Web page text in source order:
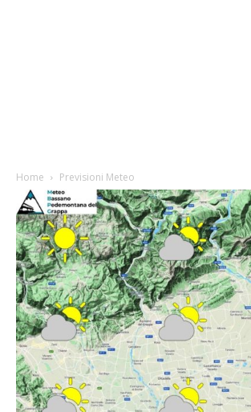
Home Previsioni Meteo